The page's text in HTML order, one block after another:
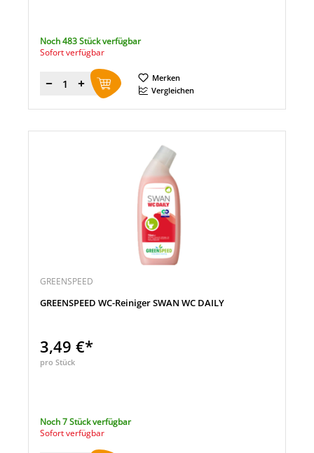
Noch 483 Stück verfügbar
Sofort verfügbar
Menge
Merken
Vergleichen
GREENSPEED
GREENSPEED WC-Reiniger SWAN WC DAILY
3,49 €*
pro Stück
Noch 7 Stück verfügbar
Sofort verfügbar